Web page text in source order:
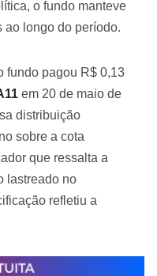
o fundo manteve
ao longo do período.
fundo pagou R$ 0,13
em 20 de maio de
distribuição
sobre a cota
que ressalta a
lastreado no
refletiu a